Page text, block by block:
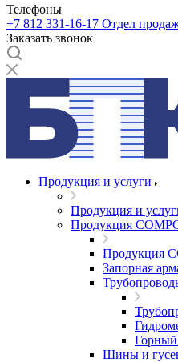
Телефоны
+7 812 331-16-17 Отдел
Заказать звонок
Продукция и услуги
Продукция и
Продукция
Продукция
Запорная
Горный
Шины и